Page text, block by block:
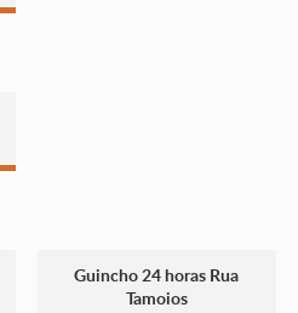
Guincho 24 horas Rua
Tamoios